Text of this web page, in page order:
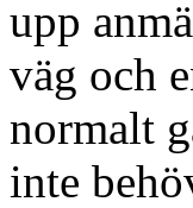
upp
väg och
normalt
inte